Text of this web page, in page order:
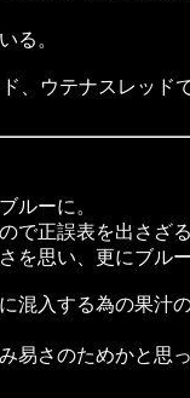
る。
、ウテナスレッド
ルーに。
正誤表を出さざる
思い、更にブルー
入する為の果汁
さのためかと思